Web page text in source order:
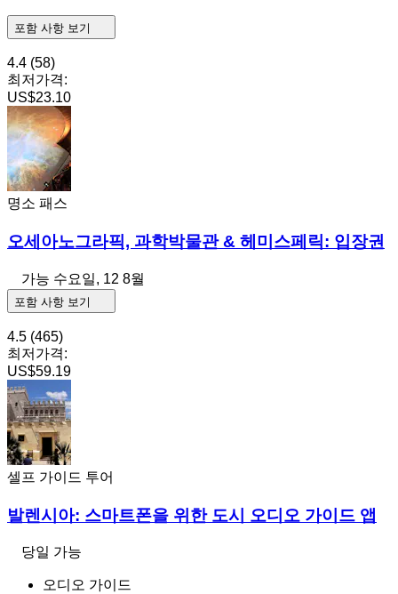
포함 사항 보기
4.4 (58)
최저가격:
US$23.10
명소 패스
오세아노그라픽, 과학박물관 & 헤미스페릭: 입장권
가능 수요일, 12 8월
포함 사항 보기
4.5 (465)
최저가격:
US$59.19
셀프 가이드 투어
발렌시아: 스마트폰을 위한 도시 오디오 가이드 앱
당일 가능
오디오 가이드